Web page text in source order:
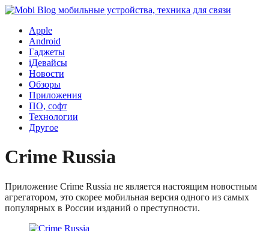
Apple
Android
Гаджеты
iДевайсы
Новости
Обзоры
Приложения
ПО, софт
Технологии
Другое
Crime Russia
Приложение Crime Russia не является настоящим новостным
агрегатором, это скорее мобильная версия одного из самых
популярных в России изданий о преступности.